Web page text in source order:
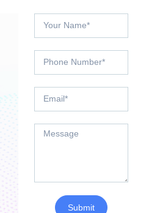
Submit